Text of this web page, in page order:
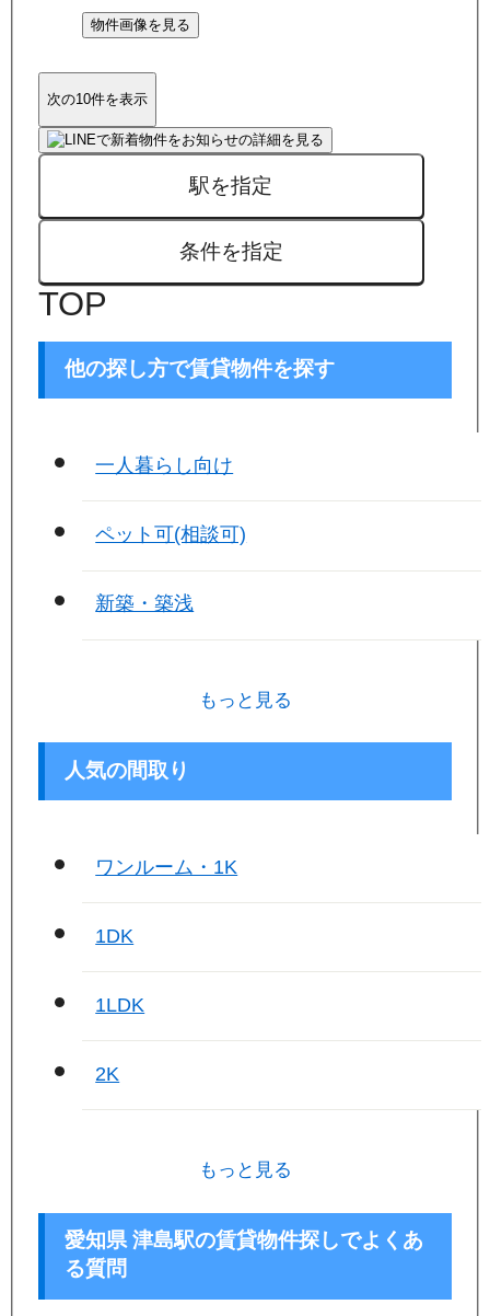
物件画像を見る
次の10件を表示
駅を指定
条件を指定
TOP
他の探し方で賃貸物件を探す
一人暮らし向け
ペット可(相談可)
新築・築浅
もっと見る
人気の間取り
ワンルーム・1K
1DK
1LDK
2K
もっと見る
愛知県 津島駅の賃貸物件探しでよくあ
る質問